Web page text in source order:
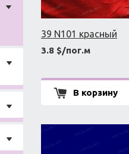
39 N101 красный
3.8 $/пог.м
В корзину